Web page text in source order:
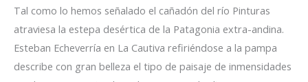
Tal como lo hemos señalado el cañadón del río Pinturas
atraviesa la estepa desértica de la Patagonia extra-andina.
Esteban Echeverría en La Cautiva refiriéndose a la pampa
describe con gran belleza el tipo de paisaje de inmensidades